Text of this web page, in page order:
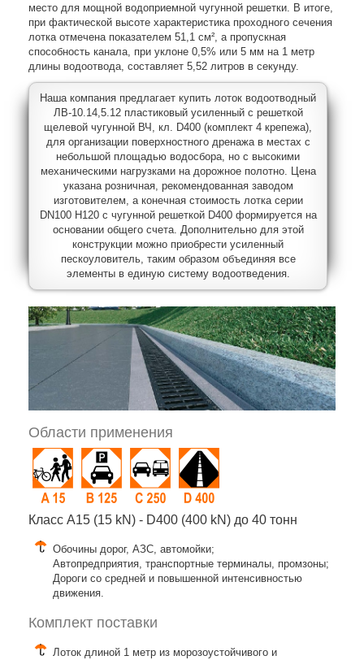
место для мощной водоприемной чугунной решетки. В итоге,
при фактической высоте характеристика проходного сечения
лотка отмечена показателем 51,1 см², а пропускная
способность канала, при уклоне 0,5% или 5 мм на 1 метр
длины водоотвода, составляет 5,52 литров в секунду.
Наша компания предлагает купить лоток водоотводный
ЛВ-10.14,5.12 пластиковый усиленный с решеткой
щелевой чугунной ВЧ, кл. D400 (комплект 4 крепежа),
для организации поверхностного дренажа в местах с
небольшой площадью водосбора, но с высокими
механическими нагрузками на дорожное полотно. Цена
указана розничная, рекомендованная заводом
изготовителем, а конечная стоимость лотка серии
DN100 H120 с чугунной решеткой D400 формируется на
основании общего счета. Дополнительно для этой
конструкции можно приобрести усиленный
пескоуловитель, таким образом объединяя все
элементы в единую систему водоотведения.
Области применения
Класс A15 (15 kN) - D400 (400 kN) до 40 тонн
Обочины дорог, АЗС, автомойки;
Автопредприятия, транспортные терминалы, промзоны;
Дороги со средней и повышенной интенсивностью
движения.
Комплект поставки
Лоток длиной 1 метр из морозоустойчивого и